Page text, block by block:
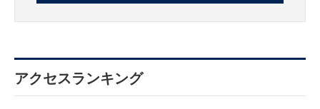
アクセスランキング